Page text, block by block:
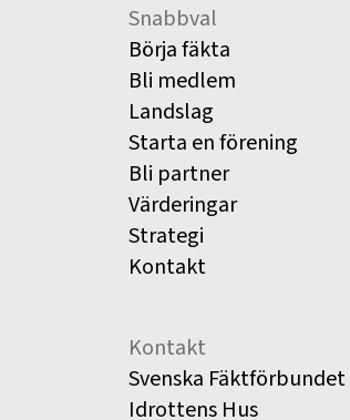
Snabbval
Börja fäkta
Bli medlem
Landslag
Starta en förening
Bli partner
Värderingar
Strategi
Kontakt
Kontakt
Svenska Fäktförbundet
Idrottens Hus